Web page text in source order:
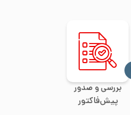
بررسی و صدور
پیش‌فاکتور